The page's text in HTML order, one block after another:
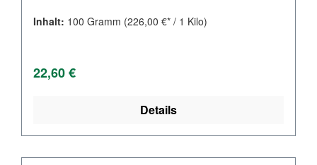
Inhalt: 100 Gramm (226,00 €* / 1 Kilo)
Regulärer Preis:
22,60 €
Details